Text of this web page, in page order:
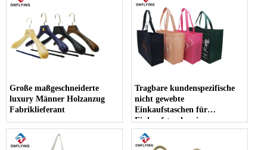
Große maßgeschneiderte
luxury Männer Holzanzug
Fabriklieferant
Tragbare kundenspezifische
nicht gewebte
Einkaufstaschen für
Einkaufstaschen im
Großhandel